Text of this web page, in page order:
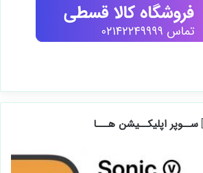
ســوپر اپلیکــیشن هـــا